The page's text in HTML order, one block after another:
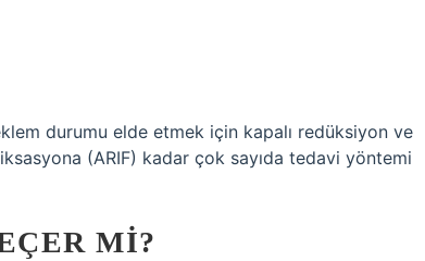
durumu elde etmek için kapalı redüksiyon ve
(ARIF) kadar çok sayıda tedavi yöntemi
MI?